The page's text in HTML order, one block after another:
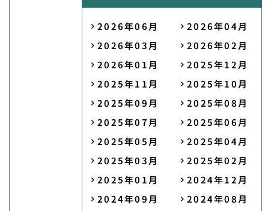
2026年06月
2026年04月
2026年03月
2026年02月
2026年01月
2025年12月
2025年11月
2025年10月
2025年09月
2025年08月
2025年07月
2025年06月
2025年05月
2025年04月
2025年03月
2025年02月
2025年01月
2024年12月
2024年09月
2024年08月